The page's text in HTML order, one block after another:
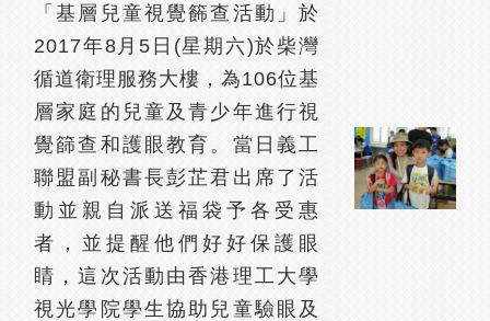
「基層兒童視覺籂查活動」於
2017年8月5日(星期六)於柴灣
循道衛理服務大樓，為106位基
層家庭的兒童及青少年進行視
覺篩查和護眼教育。當日義工
聯盟副秘書長彭芷君出席了活
動並親自派送福袋予各受惠
者，並提醒他們好好保護眼
睛，這次活動由香港理工大學
視光學院學生協助兒童驗眼及